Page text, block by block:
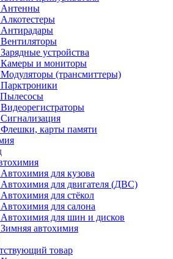
Антенны
устройства
Камеры и мониторы
(трансмиттеры)
карты памяти
для кузова
для двигателя (ДВС)
для стёкол
для салона
для шин и дисков
автохимия
товар